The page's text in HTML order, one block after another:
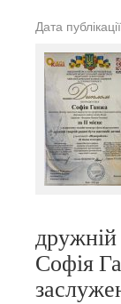
Дата публікації
Софія